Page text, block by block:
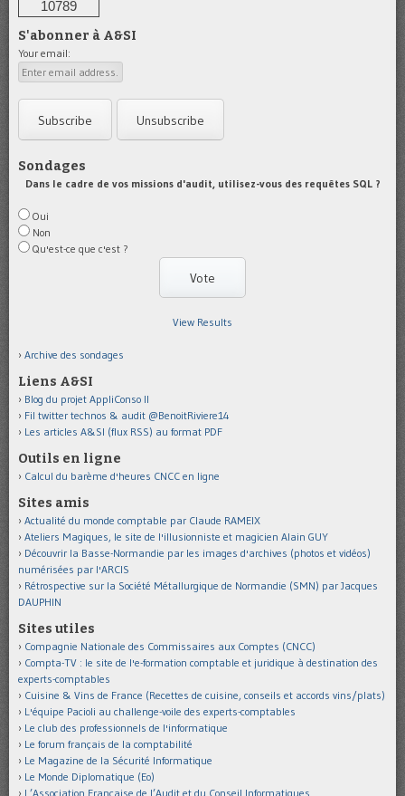
10789
S'abonner à A&SI
Your email:
Sondages
Dans le cadre de vos missions d'audit, utilisez-vous des requêtes SQL ?
Oui
Non
Qu'est-ce que c'est ?
View Results
Archive des sondages
Liens A&SI
Blog du projet AppliConso II
Fil twitter technos & audit @BenoitRiviere14
Les articles A&SI (flux RSS) au format PDF
Outils en ligne
Calcul du barème d'heures CNCC en ligne
Sites amis
Actualité du monde comptable par Claude RAMEIX
Ateliers Magiques, le site de l'illusionniste et magicien Alain GUY
Découvrir la Basse-Normandie par les images d'archives (photos et vidéos)
numérisées par l'ARCIS
Rétrospective sur la Société Métallurgique de Normandie (SMN) par Jacques
DAUPHIN
Sites utiles
Compagnie Nationale des Commissaires aux Comptes (CNCC)
Compta-TV : le site de l'e-formation comptable et juridique à destination des
experts-comptables
Cuisine & Vins de France (Recettes de cuisine, conseils et accords vins/plats)
L'équipe Pacioli au challenge-voile des experts-comptables
Le club des professionnels de l'informatique
Le forum français de la comptabilité
Le Magazine de la Sécurité Informatique
Le Monde Diplomatique (Eo)
L’Association Française de l’Audit et du Conseil Informatiques